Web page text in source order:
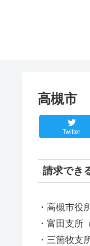
高槻市
Twitter
請求でき
・高槻市役
・富田支所
・三箇牧支